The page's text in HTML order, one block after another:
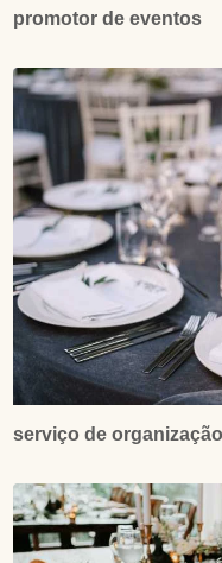
promotor de eventos
serviço de